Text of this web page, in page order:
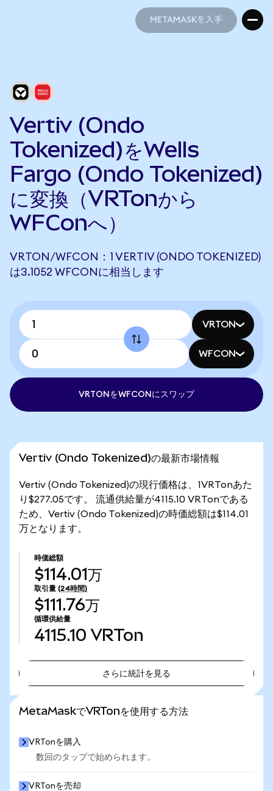
METAMASKを入手
Vertiv (Ondo
Tokenized)をWells
Fargo (Ondo Tokenized)
に変換（VRTonから
WFConへ）
VRTON/WFCON：1 VERTIV (ONDO TOKENIZED)
は3.1052 WFCONに相当します
VRTON
WFCON
VRTONをWFCONにスワップ
Vertiv (Ondo Tokenized)の最新市場情報
Vertiv (Ondo Tokenized)の現行価格は、1VRTonあた
り$277.05です。 流通供給量が4115.10 VRTonである
ため、Vertiv (Ondo Tokenized)の時価総額は$114.01
万となります。
時価総額
$114.01万
取引量 (24時間)
$111.76万
循環供給量
4115.10 VRTon
さらに統計を見る
MetaMaskでVRTonを使用する方法
VRTonを購入
数回のタップで始められます。
VRTonを売却